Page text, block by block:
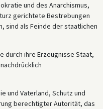
und des Anarchismus,
gerichtete Bestrebungen
sind als Feinde der staatlichen
durch ihre Erzeugnisse Staat,
und Vaterland, Schutz und
berechtigter Autorität, das